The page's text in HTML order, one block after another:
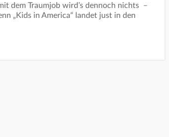
dem Traumjob wird’s dennoch nichts –
„Kids in America“ landet just in den